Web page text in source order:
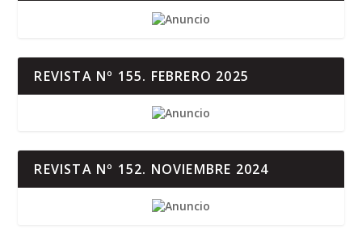
REVISTA Nº 155. FEBRERO 2025
REVISTA Nº 152. NOVIEMBRE 2024